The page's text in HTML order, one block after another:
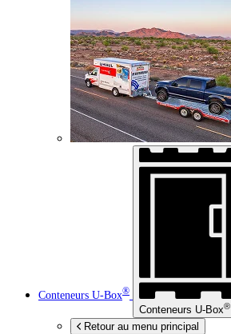
Conteneurs U-Box®
Conteneurs U-Box®
Retour au menu principal